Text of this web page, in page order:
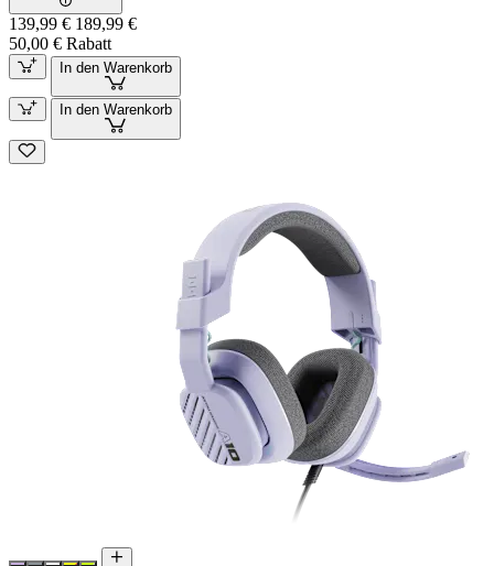
139,99 € 189,99 €
50,00 € Rabatt
In den Warenkorb
In den Warenkorb